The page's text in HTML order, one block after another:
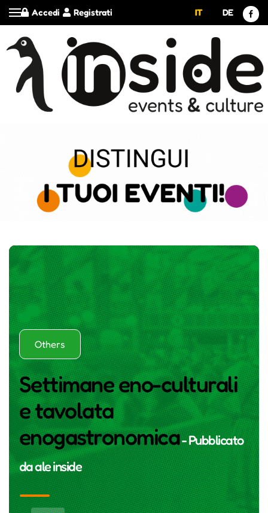
Registrati
Accedi IT DE
Others
Settimane eno-culturali
e tavolata
enogastronomica- Pubblicato
daale inside